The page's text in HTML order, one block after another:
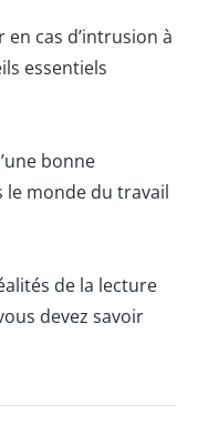
cas d’intrusion à
essentiels
bonne
le monde du travail
de la lecture
devez savoir